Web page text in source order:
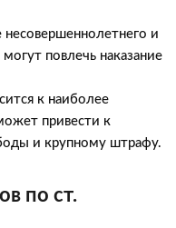
несовершеннолетнего и
повлечь наказание
к наиболее
привести к
и крупному штрафу.
по ст.